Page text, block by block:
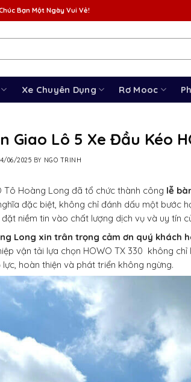
Bạn Một Ngày Vui Vẻ!
Xe Chuyên Dụng Rơ Mooc
Giao Lô 5 Xe Đầu Kéo
06/2025 BY NGO TRINH
Tô Hoàng Long đã tổ chức thành công lễ
đặc biệt, không chỉ đánh dấu một bước
niềm tin vào chất lượng dịch vụ và uy tín
Long xin trân trọng cảm ơn quý khách
vận tải lựa chọn HOWO TX 330 không
hoàn thiện và phát triển không ngừng.